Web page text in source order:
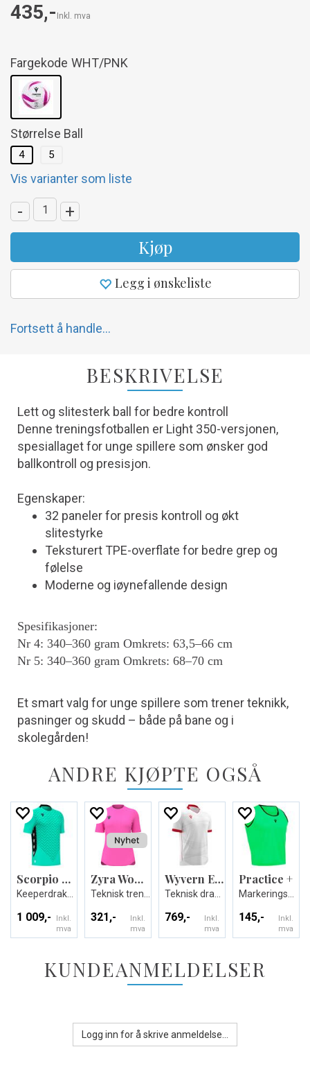
435,- Inkl. mva
Fargekode WHT/PNK
Størrelse Ball
4 5
Vis varianter som liste
- +
Kjøp
Legg i ønskeliste
Fortsett å handle...
BESKRIVELSE
Lett og slitesterk ball for bedre kontroll
Denne treningsfotballen er Light 350-versjonen,
spesiallaget for unge spillere som ønsker god
ballkontroll og presisjon.
Egenskaper:
32 paneler for presis kontroll og økt
slitestyrke
Teksturert TPE-overflate for bedre grep og
følelse
Moderne og iøynefallende design
Spesifikasjoner:
Nr 4: 340–360 gram Omkrets: 63,5–66 cm
Nr 5: 340–360 gram Omkrets: 68–70 cm
Et smart valg for unge spillere som trener teknikk,
pasninger og skudd – både på bane og i
skolegården!
ANDRE KJØPTE OGSÅ
Scorpio Eco GK shirt
1 009,-
Inkl.
mva
Zyra Womans shirt
321,-
Inkl.
mva
Wyvern Eco Match Day Shirt
769,-
Inkl.
mva
Practice +
145,-
Inkl.
mva
KUNDEANMELDELSER
Logg inn for å skrive anmeldelse...